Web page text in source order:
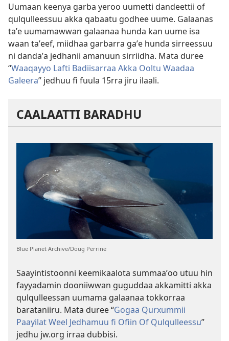
Uumaan keenya garba yeroo uumetti dandeettii of
qulqulleessuu akka qabaatu godhee uume. Galaanas
taʼe uumamawwan galaanaa hunda kan uume isa
waan taʼeef, miidhaa garbarra gaʼe hunda sirreessuu
ni dandaʼa jedhanii amanuun sirriidha. Mata duree
“Waaqayyo Lafti Badiisarraa Akka Ooltu Waadaa
Galeera” jedhuu fi fuula 15rra jiru ilaali.
CAALAATTI BARADHU
Blue Planet Archive/Doug Perrine
Saayintistoonni keemikaalota summaaʼoo utuu hin
fayyadamin dooniiwwan guguddaa akkamitti akka
qulqulleessan uumama galaanaa tokkorraa
barataniiru. Mata duree “Gogaa Qurxummii
Paayilat Weel Jedhamuu fi Ofiin Of Qulqulleessu”
jedhu jw.org irraa dubbisi.